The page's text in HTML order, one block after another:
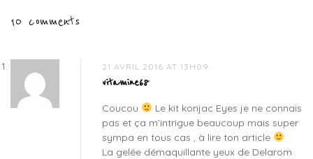
immortelle,
demaquillant
yeux
l’article
10 comments
21 AVRIL 2016 AT 13H09
vitamine68
Coucou
Le kit konjac Eyes je ne connais
pas et ça m’intrigue beaucoup mais super
sympa en tous cas , à lire ton article
La gelée démaquillante yeux de Delarom